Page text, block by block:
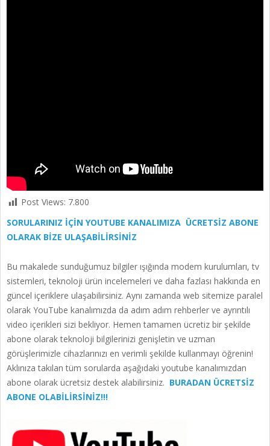
Post Views: 7.800
SORULARINIZ İÇİN YOUTUBE KANALIMIZA ÜCRETSİZ ABONE
OLARAK BİZE ULAŞABİLİRSİNİZ
Bu makalede sunduğumuz bilgiler ışığında modem kurulumları, tv
sistemleri, teknoloji ürün incelemeleri ve daha fazlası hakkında en
güncel içeriklere ulaşabilirsiniz. Aynı zamanda web sitemize paralel
olarak YouTube kanalımızda da adım adım rehberler ve ayrıntılı
video içerikleri sizi bekliyor. Hemen tamamen ücretiz bir şekilde
abone olarak teknoloji bilgilerinizi genişletin ve uzman
görüşlerimizle cihazlarınızı en verimli şekilde kullanmayı öğrenin!
Aklınıza takılan tüm sorularda aşağıdaki youtube kanalımızdan
abone olarak ücretsiz destek alabilirsiniz. BURADAN ÜCRETSİZ
ABONE OLABİLİRSİNİZ!!!